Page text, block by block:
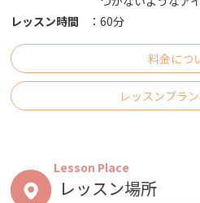
レッスン時間
：60分
料金につ
レッスンプラ
Lesson Place
レッスン場所